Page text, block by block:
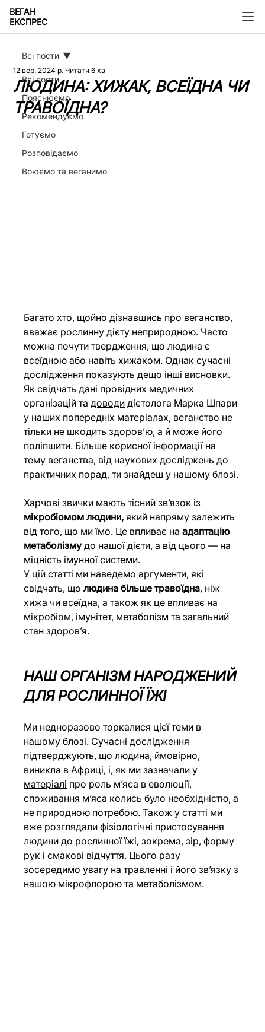
ВЕГАН
ЕКСПРЕС
Всі пости
Пояснюємо
Рекомендуємо
Готуємо
Розповідаємо
Воюємо та веганимо
Всі пости
ЛЮДИНА: ХИЖАК, ВСЕЇДНА ЧИ
ТРАВОЇДНА?
12 вер. 2024 р. Читати 6 хв
Багато хто, щойно дізнавшись про веганство,
вважає рослинну дієту неприродною. Часто
можна почути твердження, що людина є
всеїдною або навіть хижаком. Однак сучасні
дослідження показують дещо інші висновки.
Як свідчать дані провідних медичних
організацій та доводи дієтолога Марка Шпари
у наших попередніх матеріалах, веганство не
тільки не шкодить здоров’ю, а й може його
поліпшити. Більше корисної інформації на
тему веганства, від наукових досліджень до
практичних порад, ти знайдеш у нашому блозі.
Харчові звички мають тісний зв’язок із
мікробіомом людини, який напряму залежить
від того, що ми їмо. Це впливає на адаптацію
метаболізму до нашої дієти, а від цього — на
міцність імунної системи.
У цій статті ми наведемо аргументи, які
свідчать, що людина більше травоїдна, ніж
хижа чи всеїдна, а також як це впливає на
мікробіом, імунітет, метаболізм та загальний
стан здоров’я.
НАШ ОРГАНІЗМ НАРОДЖЕНИЙ
ДЛЯ РОСЛИННОЇ ЇЖІ
Ми недноразово торкалися цієї теми в
нашому блозі. Сучасні дослідження
підтверджують, що людина, ймовірно,
виникла в Африці, і, як ми зазначали у
матеріалі про роль м’яса в еволюції,
споживання м’яса колись було необхідністю, а
не природною потребою. Також у статті ми
вже розглядали фізіологічні пристосування
людини до рослинної їжі, зокрема, зір, форму
рук і смакові відчуття. Цього разу
зосередимо увагу на травленні і його зв’язку з
нашою мікрофлорою та метаболізмом.